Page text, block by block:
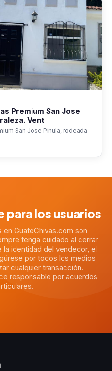
Premium San Jose
Vent
San Jose Pinula, rodeada
los usuarios
GuateChivas.com son
tenga cuidado al cerrar
identidad del vendedor, el
por todos los medios
cualquier transacción.
responsable por acuerdos